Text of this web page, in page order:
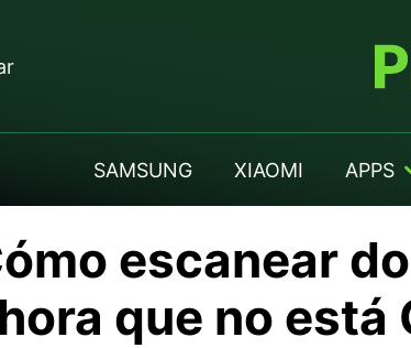
SAMSUNG XIAOMI APPS
escanear
que no está